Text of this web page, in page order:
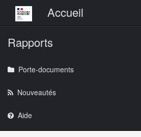
Menu principalAccueil
Rapports
Porte-documents
Nouveautés
Aide